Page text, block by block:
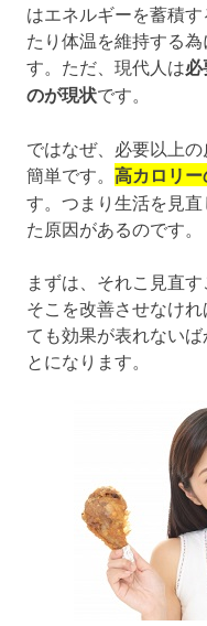
はエネルギーを蓄積す
たり体温を維持する
す。ただ、現代人は
のが現状です。
ではなぜ、必要以上
簡単です。 高カロリ
す。つまり生活を見
た原因があるのです。
まずは、それこ見直
そこを改善させなけれ
ても効果が表れない
とになります。